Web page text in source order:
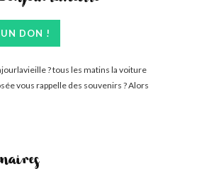
UN DON !
? tous les matins la voiture
vous rappelle des souvenirs ? Alors